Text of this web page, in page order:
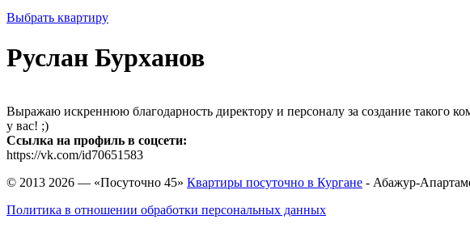
Выбрать квартиру
Руслан Бурханов
Выражаю искреннюю благодарность директору и персоналу за создание такого
у вас! ;)
Ссылка на профиль в соцсети:
https://vk.com/id70651583
© 2013 2026 — «Посуточно 45» Квартиры посуточно в Кургане - Абажур-
Политика в отношении обработки персональных данных